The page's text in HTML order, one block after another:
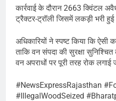
कार्रवाई के दौरान 2663 क्विंटल
ट्रैक्टर-ट्रॉली जिसमें लकड़ी भरी
अधिकारियों ने स्पष्ट किया कि ऐसी
ताकि वन संपदा की सुरक्षा
वन अपराधों पर पूरी तरह रोक
#NewsExpressRajasthan
#IllegalWoodSeized